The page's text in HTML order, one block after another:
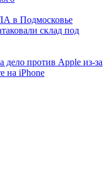
в Подмосковье
склад под
дело против Apple из-за
на iPhone